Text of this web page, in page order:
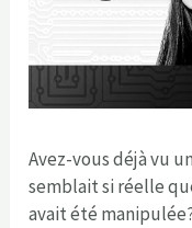
Avez-vous déjà vu
semblait si réelle
avait été